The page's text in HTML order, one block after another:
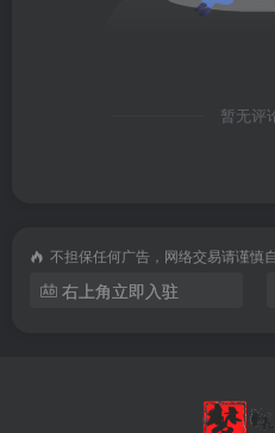
其它帮助说明：https://
暂无评
不担保任何广告，网络交易请谨慎
右上角立即入驻